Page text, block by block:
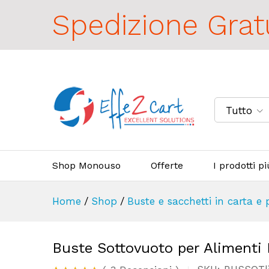
Spedizione
Tutto
Shop Monouso Offerte I prodotti
Home / Shop / Buste e sacchetti in carta e
Buste Sottovuoto per Alimenti